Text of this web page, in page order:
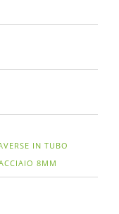
IN TUBO
8MM